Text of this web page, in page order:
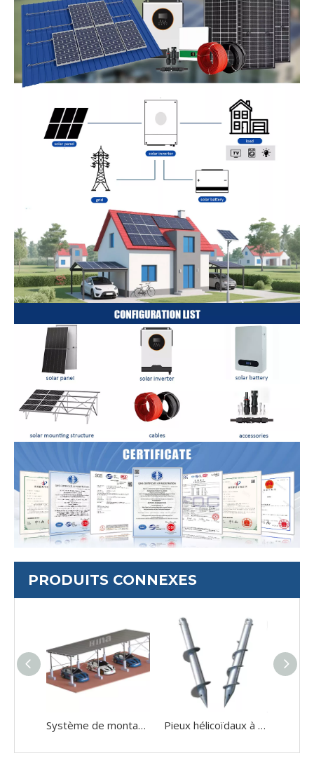
PRODUITS CONNEXES
Système de montage pour abri de voiture solaire, support en béton à deux poteaux, support pour abri de voiture solaire Pieux hélicoïdaux à vis au sol solaire HDG